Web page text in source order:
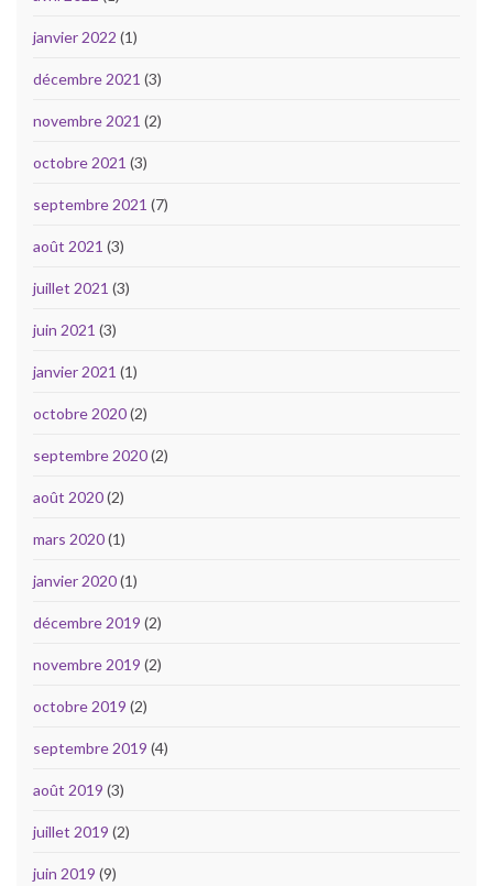
janvier 2022 (1)
décembre 2021 (3)
novembre 2021 (2)
octobre 2021 (3)
septembre 2021 (7)
août 2021 (3)
juillet 2021 (3)
juin 2021 (3)
janvier 2021 (1)
octobre 2020(2)
septembre 2020(2)
août 2020(2)
mars 2020(1)
janvier 2020(1)
décembre 2019 (2)
novembre 2019 (2)
octobre 2019 (2)
septembre 2019 (4)
août 2019 (3)
juillet 2019 (2)
juin 2019 (9)